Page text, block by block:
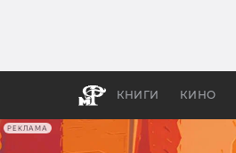
РЕКЛАМА
КНИГИ КИНО